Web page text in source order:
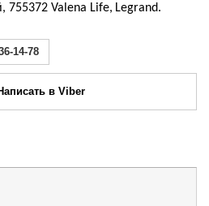
, 755372 Valena Life, Legrand.
14-78
в Viber